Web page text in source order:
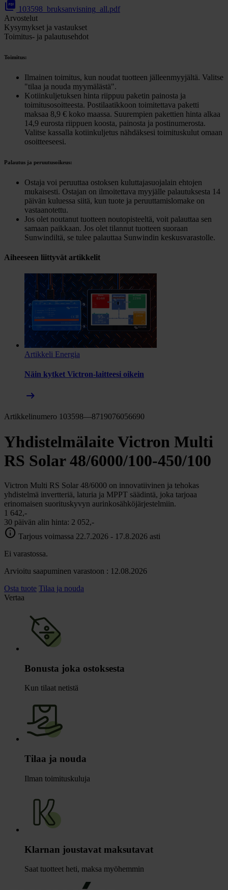
picture_as_pdf 103598_bruksanvisning_all.pdf
Arvostelut
Kysymykset ja vastaukset
Toimitus- ja palautusehdot
Toimitus:
Ilmainen toimitus, kun noudat tuotteen jälleenmyyjältä. Valitse
"tilaa ja nouda myymälästä".
Kotiinkuljetuksen hinta riippuu paketin painosta ja
toimitusosoitteesta. Postilaatikkoon toimitettava paketti
maksaa 8,9 € koko maassa. Suurempien pakettien hinta alkaa
14,9 eurosta riippuen koosta, painosta ja postinumerosta.
Valitse kassalla kotiinkuljetus nähdäksesi toimituskulut omaan
osoitteeseesi.
Palautus ja peruutusoikeus:
Ostaja voi peruuttaa ostoksen kuluttajasuojalain ehtojen
mukaisesti. Ostajan on ilmoitettava myyjälle palautuksesta 14
päivän kuluessa siitä, kun tuote ja peruuttamislomake on
vastaanotettu.
Jos olet noutanut tuotteen noutopisteeltä, voit palauttaa sen
samaan paikkaan. Jos olet tilannut tuotteen suoraan
Sunwindiltä, se tulee palauttaa Sunwindin keskusvarastolle.
Aiheeseen liittyvät artikkelit
Artikkeli Energia
Näin kytket Victron-laitteesi oikein
arrow_right_alt
Artikkelinumero 103598—8719076056690
Yhdistelmälaite Victron Multi
RS Solar 48/6000/100-450/100
Victron Multi RS Solar 48/6000 on innovatiivinen ja tehokas
yhdistelmä invertteriä, laturia ja MPPT säädintä, joka tarjoaa
erinomaisen suorituskyvyn aurinkosähköjärjestelmiin.
1 642,-
30 päivän alin hinta: 2 052,-
info Tarjous voimassa 22.7.2026 - 17.8.2026 asti
Ei varastossa.
Arvioitu saapuminen varastoon : 12.08.2026
Osta tuote Tilaa ja nouda
Vertaa
Bonusta joka ostoksesta
Kun tilaat netistä
Tilaa ja nouda
Ilman toimituskuluja
Klarnan joustavat maksutavat
Saat tuotteet heti, maksa myöhemmin